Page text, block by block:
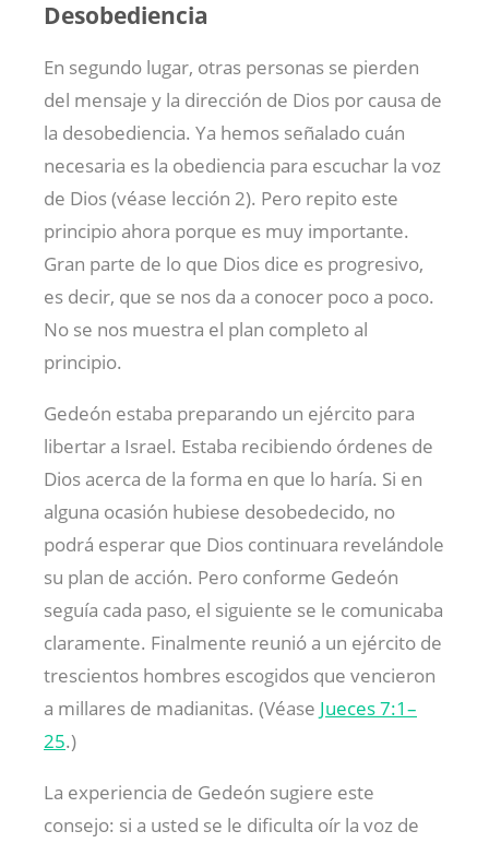
Desobediencia
En segundo lugar, otras personas se pierden
del mensaje y la dirección de Dios por causa de
la desobediencia. Ya hemos señalado cuán
necesaria es la obediencia para escuchar la voz
de Dios (véase lección 2). Pero repito este
principio ahora porque es muy importante.
Gran parte de lo que Dios dice es progresivo,
es decir, que se nos da a conocer poco a poco.
No se nos muestra el plan completo al
principio.
Gedeón estaba preparando un ejército para
libertar a Israel. Estaba recibiendo órdenes de
Dios acerca de la forma en que lo haría. Si en
alguna ocasión hubiese desobedecido, no
podrá esperar que Dios continuara revelándole
su plan de acción. Pero conforme Gedeón
seguía cada paso, el siguiente se le comunicaba
claramente. Finalmente reunió a un ejército de
trescientos hombres escogidos que vencieron
a millares de madianitas. (Véase Jueces 7:1–
25.)
La experiencia de Gedeón sugiere este
consejo: si a usted se le dificulta oír la voz de